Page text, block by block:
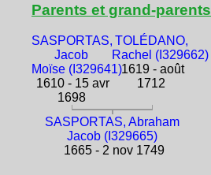
Parents et grand-parents
SASPORTAS,
Jacob
Moïse (I329641)
1610 - 15 avr
1698
TOLÉDANO,
Rachel (I329662)
1619 - août
1712
SASPORTAS, Abraham
Jacob (I329665)
1665 - 2 nov 1749